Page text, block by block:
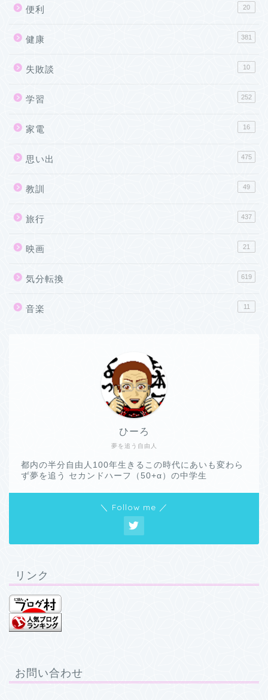
便利 20
健康 381
失敗談 10
学習 252
家電 16
思い出 475
教訓 49
旅行 437
映画 21
気分転換 619
音楽 11
夢を追う自由人
ひーろ
都内の半分自由人100年生きるこの時代にあいも変わら
ず夢を追う セカンドハーフ（50+α）の中学生
＼ Follow me ／
リンク
お問い合わせ